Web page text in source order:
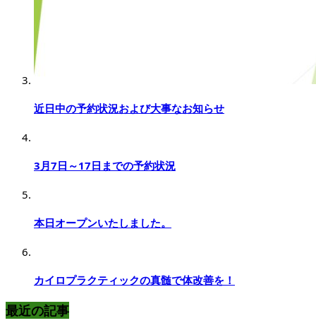
近日中の予約状況および大事なお知らせ
3月7日～17日までの予約状況
本日オープンいたしました。
カイロプラクティックの真髄で体改善を！
最近の記事